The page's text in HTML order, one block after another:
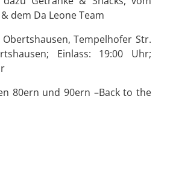
dem Da Leone Team
Tempelhofer Str.
Einlass: 19:00 Uhr;
80ern und 90ern –Back to the